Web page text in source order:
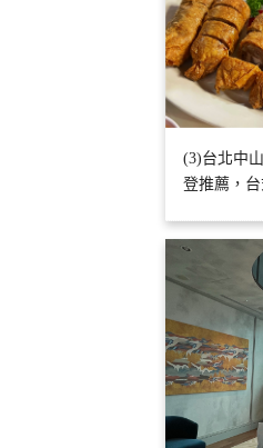
(3)台北中
登推薦，